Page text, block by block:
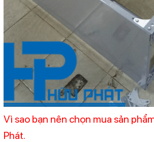
Vì sao bạn nên chọn mua sản
Phát.